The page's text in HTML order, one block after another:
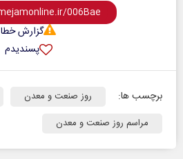
گزارش خطا
پسندیدم
برچسب ها: روز صنعت و معدن
مراسم روز صنعت و معدن